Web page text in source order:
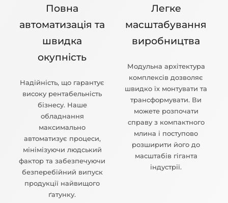
Повна
автоматизація та
швидка
окупність
Надійність, що гарантує
високу рентабельність
бізнесу. Наше
обладнання
максимально
автоматизує процеси,
мінімізуючи людський
фактор та забезпечуючи
безперебійний випуск
продукції найвищого
ґатунку.
Легке
масштабування
виробництва
Модульна архітектура
комплексів дозволяє
швидко їх монтувати та
трансформувати. Ви
можете розпочати
справу з компактного
млина і поступово
розширити його до
масштабів гіганта
індустрії.